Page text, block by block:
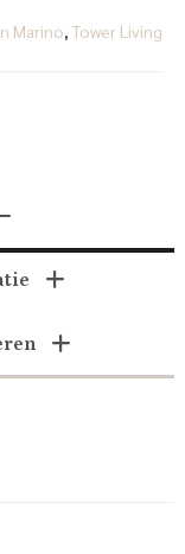
Marino Tower Living